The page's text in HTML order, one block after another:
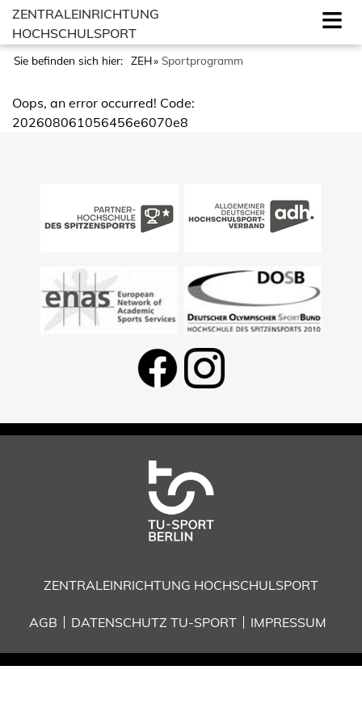
ZENTRALEINRICHTUNG
HOCHSCHULSPORT
Sie befinden sich hier: ZEH Sportprogramm
Oops, an error occurred! Code:
202608061056456e6070e8
ZENTRALEINRICHTUNG HOCHSCHULSPORT
AGB DATENSCHUTZ TU-SPORT IMPRESSUM